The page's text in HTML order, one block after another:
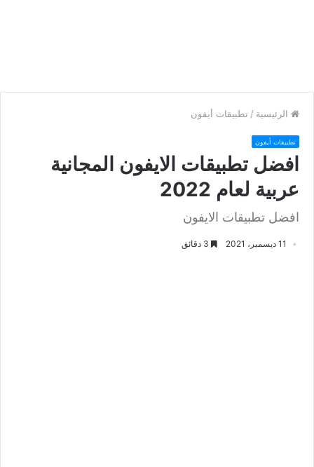
الرئيسية / تطبيقات أيفون
تطبيقات أيفون
افضل تطبيقات الايفون المجانية
عربية لعام 2022
افضل تطبيقات الايفون
11 ديسمبر، 2021